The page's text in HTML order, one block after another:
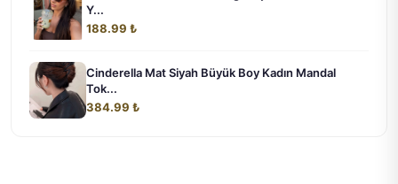
Y...
188.99 ₺
Cinderella Mat Siyah Büyük Boy Kadın Mandal
Tok...
384.99 ₺